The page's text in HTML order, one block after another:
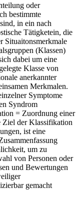
oder
bestimmte
in ein nach
Tätigketein, die
Situaitonsmerkmale
(Klassen)
dabei um eine
Klasse von
anerkannter
Merkmalen.
Symptome
Syndrom
= Zuordnung einer
Ziel der Klassifikation
ist eine
um zu
von Personen oder
und Bewertungen
gemacht